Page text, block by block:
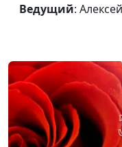
Бог верен тебе
Бог верен тебе
Ведущий: